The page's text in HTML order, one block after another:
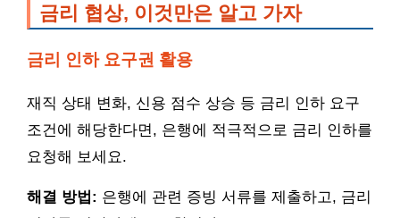
금리 협상, 이것만은 알고 가자
금리 인하 요구권 활용
재직 상태 변화, 신용 점수 상승 등 금리 인하 요구
조건에 해당한다면, 은행에 적극적으로 금리 인하를
요청해 보세요.
해결 방법: 은행에 관련 증빙 서류를 제출하고, 금리